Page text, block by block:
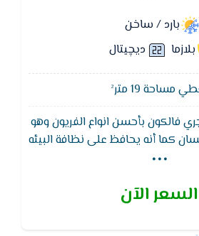
بارد / ساخن
بلازما
ديچيتال
مساحة 19 متر²
فالكون بأحسن انواع الفريون وهو
كما أنه يحافظ على نظافة البيئه
يقتل مايزيد عن 90% من البكتريا وايضا خاصيه التشخيص
...
السعر الآن